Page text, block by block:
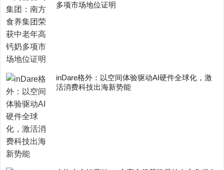
多项市场地位证明
inDare格外：以空间体验驱动AI硬件全球化，激
活消费科技出海新势能